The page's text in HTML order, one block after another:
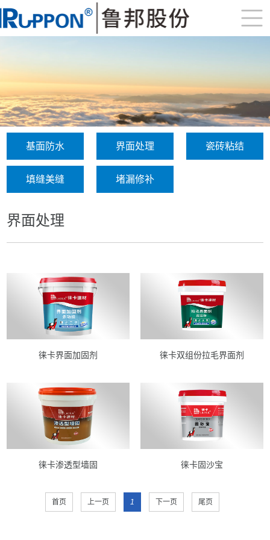
基面防水 界面处理 瓷砖粘结
填缝美缝 堵漏修补
界面处理
徕卡界面加固剂 徕卡双组份拉毛界面剂
徕卡渗透型墙固 徕卡固沙宝
首页 上一页 1 下一页 尾页